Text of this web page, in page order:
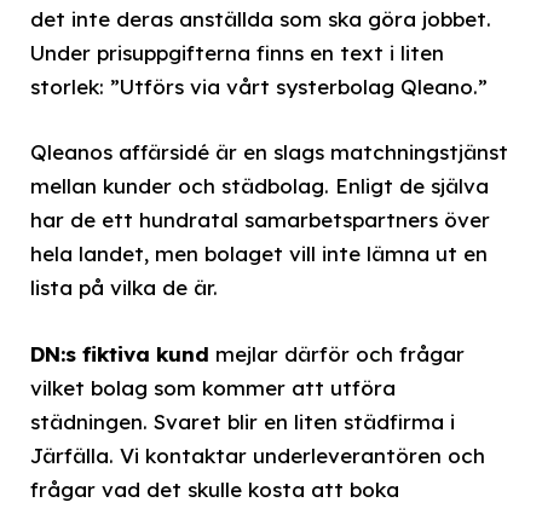
det inte deras anställda som ska göra jobbet.
Under prisuppgifterna finns en text i liten
storlek: ”Utförs via vårt systerbolag Qleano.”
Qleanos affärsidé är en slags matchningstjänst
mellan kunder och städbolag. Enligt de själva
har de ett hundratal samarbetspartners över
hela landet, men bolaget vill inte lämna ut en
lista på vilka de är.
DN:s fiktiva kund mejlar därför och frågar
vilket bolag som kommer att utföra
städningen. Svaret blir en liten städfirma i
Järfälla. Vi kontaktar underleverantören och
frågar vad det skulle kosta att boka